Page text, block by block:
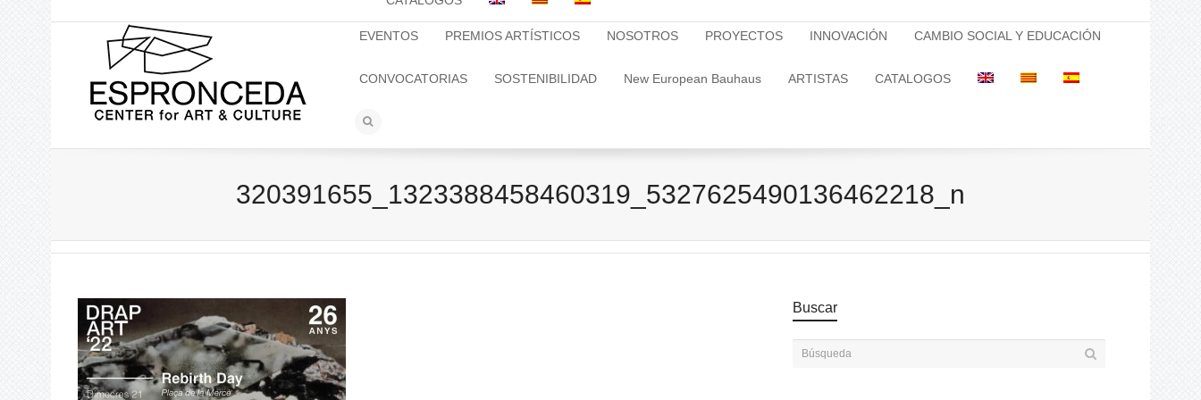
EVENTOS PREMIOS ARTÍSTICOS NOSOTROS PROYECTOS INNOVACIÓN CAMBIO SOCIAL Y EDUCACIÓN
CONVOCATORIAS SOSTENIBILIDAD New European Bauhaus ARTISTAS CATALOGOS
320391655_1323388458460319_5327625490136462218_n
Buscar